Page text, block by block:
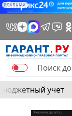
РЕКЛАМА
Бюджетный учет